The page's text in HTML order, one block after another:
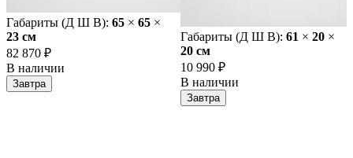
Габариты (Д Ш В): 65 × 65 ×
23 cм
82 870 ₽
В наличии
Завтра
Габариты (Д Ш В): 61 × 20 ×
20 cм
10 990 ₽
В наличии
Завтра